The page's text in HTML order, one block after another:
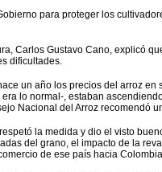
para proteger los
Carlos Gustavo Cano, explicó
dificultades.
un año los precios del arroz
lo normal-, estaban
Nacional del Arroz recomendó
la medida y dio el visto
del grano, el impacto de la
de ese país hacia